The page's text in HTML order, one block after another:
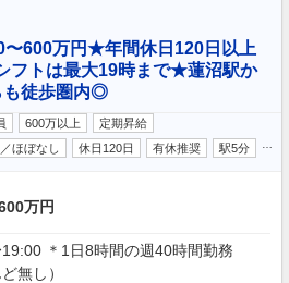
〜600万円★年間休日120日以上
トは最大19時まで★蓮沼駅か
も徒歩圏内◎
600万以上
定期昇給
ほぼなし 休日120日 有休推奨 駅5分
万円
＊1日8時間の週40時間勤務
無し）